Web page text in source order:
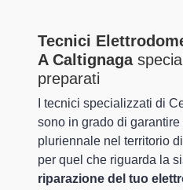
Tecnici
A Caltignaga
preparati
I tecnici specializzati di
sono in grado di
pluriennale nel territorio
per quel che riguarda la
riparazione del tuo